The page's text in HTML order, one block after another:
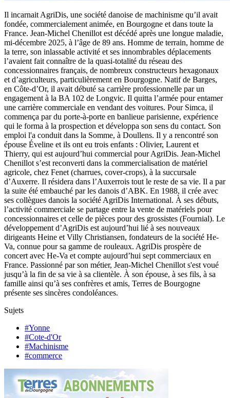
Il incarnait AgriDis, une société danoise de machinisme qu’il avait
fondée, commercialement animée, en Bourgogne et dans toute la
France. Jean-Michel Chenillot est décédé après une longue maladie,
mi-décembre 2025, à l’âge de 89 ans. Homme de terrain, homme de
la terre, son inlassable activité et ses innombrables déplacements
l’avaient fait connaître de la quasi-totalité du réseau des
concessionnaires français, de nombreux constructeurs hexagonaux
et d’agriculteurs, particulièrement en Bourgogne. Natif de Barges,
en Côte-d’Or, il avait débuté sa carrière professionnelle par un
engagement à la BA 102 de Longvic. Il quitta l’armée pour entamer
une carrière commerciale en vendant des voitures. Pour Simca, il
commença par du porte-à-porte en banlieue parisienne, expérience
qui le forma à la prospection et développa son sens du contact. Son
emploi l'a conduit dans la Somme, à Doullens. Il y a rencontré son
épouse Éveline et ils ont eu trois enfants : Olivier, Laurent et
Thierry, qui est aujourd’hui commercial pour AgriDis. Jean-Michel
Chenillot s’est reconverti dans la commercialisation de matériel
agricole, chez Fenet (charrues, cover-crops), à la succursale
d’Auxerre. Il résidera dans l’Auxerrois tout le reste de sa vie. Il a par
la suite été embauché par les danois d’ABK. En 1988, il crée avec
ses collègues danois la société AgriDis International. À ses débuts,
l’activité commerciale se partage entre la vente de matériels pour
concessionnaires et celle de pièces pour des grossistes (Fournial). Le
développement d’AgriDis est aujourd’hui lié à ses nouveaux
dirigeants Heine et Villy Christiansen, fondateurs de la société He-
Va, connue pour sa gamme de rouleaux. AgriDis prospère de
concert avec He-Va et compte aujourd’hui sept commerciaux en
France. Passionné par son métier, Jean-Michel Chenillot s'est voué
jusqu’à la fin de sa vie à sa clientèle. À son épouse, à ses fils, à sa
famille ainsi qu’à ses confrères et amis, Terres de Bourgogne
présente ses sincères condoléances.
Sujets
#Yonne
#Cote-d'Or
#Machinisme
#commerce